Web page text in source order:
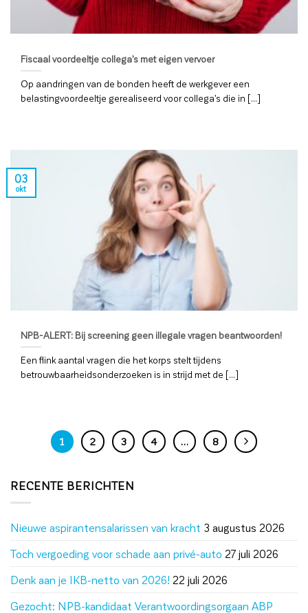
Fiscaal voordeeltje collega’s met eigen vervoer
Op aandringen van de bonden heeft de werkgever een
belastingvoordeeltje gerealiseerd voor collega’s die in [...]
NPB-ALERT: Bij screening geen illegale vragen beantwoorden!
Een flink aantal vragen die het korps stelt tijdens
betrouwbaarheidsonderzoeken is in strijd met de [...]
03
okt
1 2 3 4 … 8
RECENTE BERICHTEN
Nieuwe aspirantensalarissen van kracht 3 augustus 2026
Toch vergoeding voor schade aan privé-auto 27 juli 2026
Denk aan je IKB-netto van 2026! 22 juli 2026
Gezocht: NPB-kandidaat Verantwoordingsorgaan ABP